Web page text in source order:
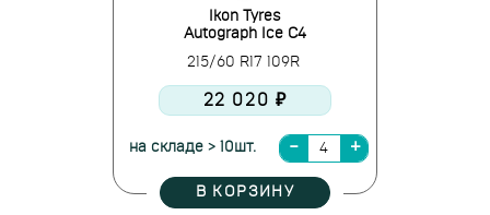
Ikon Tyres
Autograph Ice C4
215/60 R17 109R
22 020 ₽
на складе > 10шт.
В КОРЗИНУ